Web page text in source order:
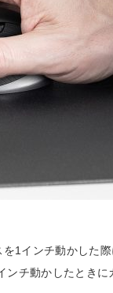
1インチ動かした
チ動かしたときに